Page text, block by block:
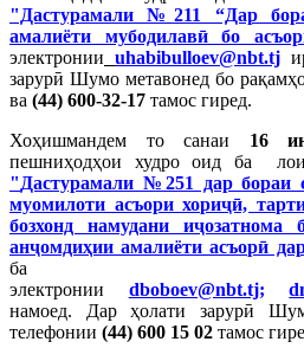
"Дастурамали №211 “Дар
амалиёти мубодилавӣ бо
электронии
uhabibulloev@nbt.tj
зарурӣ Шумо метавонед бо
ва (44) 600-32-17 тамос гиред.
Хоҳишмандем то санаи 16
пешниҳодҳои худро оид ба
" Дастурамали №251 дар бораи
муомилоти асъори хориҷӣ,
бозхонд намудани
анҷомдиҳии амалиёти асъорӣ
ба
электронии dboboev@nbt.tj;
намоед. Дар ҳолати зарурӣ
телефонии (44) 600 15 02 тамос